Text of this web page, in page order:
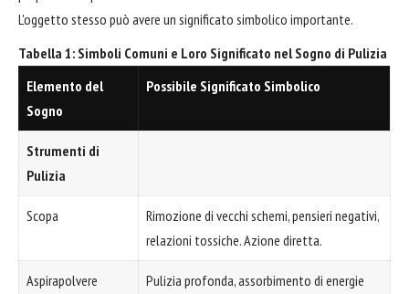
L'oggetto stesso può avere un significato simbolico importante.
Tabella 1: Simboli Comuni e Loro Significato nel Sogno di Pulizia
Elemento del
Sogno
Possibile Significato Simbolico
Strumenti di
Pulizia
Scopa
Rimozione di vecchi schemi, pensieri negativi,
relazioni tossiche. Azione diretta.
Aspirapolvere
Pulizia profonda, assorbimento di energie